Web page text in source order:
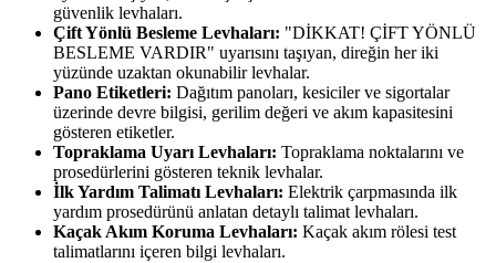
güvenlik levhaları.
Çift Yönlü Besleme Levhaları: "DİKKAT! ÇİFT YÖNLÜ
BESLEME VARDIR" uyarısını taşıyan, direğin her iki
yüzünde uzaktan okunabilir levhalar.
Pano Etiketleri: Dağıtım panoları, kesiciler ve sigortalar
üzerinde devre bilgisi, gerilim değeri ve akım kapasitesini
gösteren etiketler.
Topraklama Uyarı Levhaları: Topraklama noktalarını ve
prosedürlerini gösteren teknik levhalar.
İlk Yardım Talimatı Levhaları: Elektrik çarpmasında ilk
yardım prosedürünü anlatan detaylı talimat levhaları.
Kaçak Akım Koruma Levhaları: Kaçak akım rölesi test
talimatlarını içeren bilgi levhaları.